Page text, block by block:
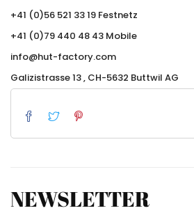
+41 (0)56 521 33 19 Festnetz
+41 (0)79 440 48 43 Mobile
info@hut-factory.com
Galizistrasse 13 , CH-5632 Buttwil AG
NEWSLETTER